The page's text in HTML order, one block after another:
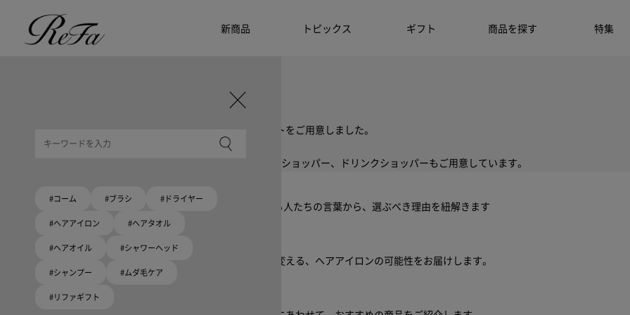
新商品 トピックス ギフト 商品を探す 特集
ReFa商品をご紹介します。プレゼント選びの参考に。
限定ラッピングバック・ショッパーまたはギフトスリーブセットをご用意しました。
大切な人への贈り物にリファオリジナルショッパー
リファロゴが入った、白色のショッパーを6サイズ、ピンク色のショッパー、ドリンクショッパーもご用意しています。
高機能ドライヤー Xモデルに宿る美学。上質な美しさを追求する人たちの言葉から、選ぶべき理由を紐解きます
いい髪めざす、大人たちへ。
髪がきれいって嬉しい。「でもヘアケアは大変」という概念を変える、ヘアアイロンの可能性をお届けします。
ブラシ・コームヘアケアルーティン
#コーム #ブラシ #ドライヤー
#ヘアアイロン #ヘアタオル
#ヘアオイル #シャワーヘッド
#シャンプー #ムダ毛ケア
#リファギフト